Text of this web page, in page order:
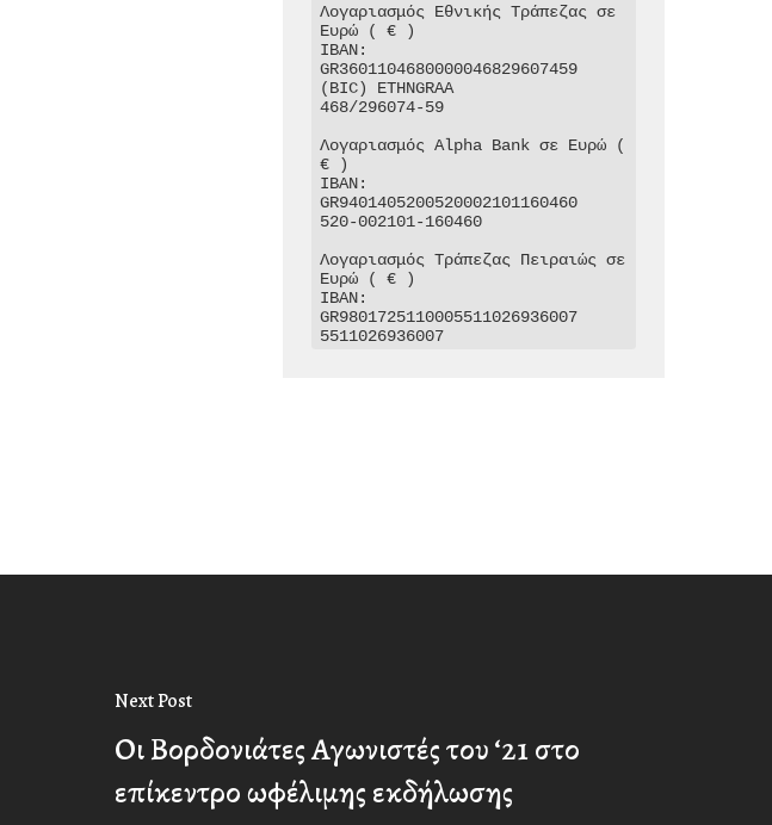
Λογαριασμός Εθνικής Τράπεζας σε
Ευρώ ( € )
IBAN:
GR3601104680000046829607459
(BIC) ETHNGRAA
468/296074-59
Λογαριασμός Alpha Bank σε Ευρώ (
€ )
IBAN:
GR9401405200520002101160460
520-002101-160460
Λογαριασμός Τράπεζας Πειραιώς σε
Ευρώ ( € )
IBAN:
GR9801725110005511026936007
5511026936007
Next Post
Οι Βορδονιάτες Αγωνιστές του ‘21 στο
επίκεντρο ωφέλιμης εκδήλωσης